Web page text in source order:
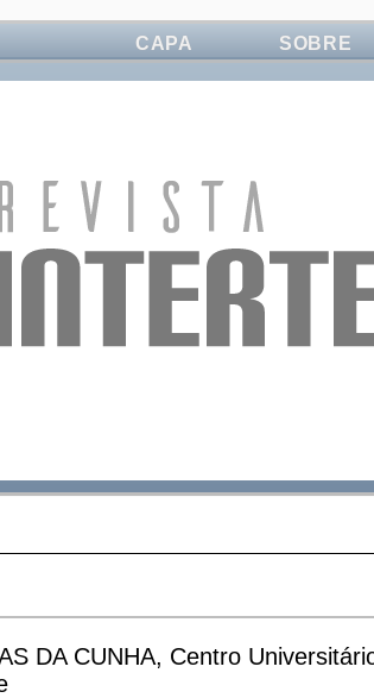
CAPA SOBRE
DA CUNHA, Centro